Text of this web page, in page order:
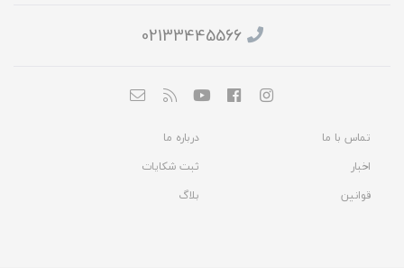
02133445566
تماس با ما
درباره ما
اخبار
ثبت شکایات
قوانین
بلاگ